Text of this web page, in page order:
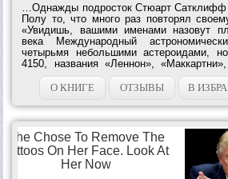
…Однажды подросток Стюарт Сатклифф
Полу то, что много раз повторял
«Увидишь, вашими именами назовут
века Международный
четырьмя небольшими астероидами,
4150, названия «Леннон»,
Где бы мы не находились, эти четыре
кружат над нами. Они будут...
О КНИГЕ ОТЗЫВЫ В